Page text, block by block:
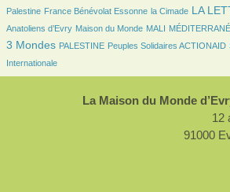
Palestine
188/2506France Bénévolat Essonne
42/2506 la Cimade
988/2506 LA
20/2506
Anatoliens d’Evry
107/2506 Maison du Monde
31/2506 MALI
6/2506
166/2506
970/2506
3 Mondes
70/2506 PALESTINE
83/2506 Peuples Solidaires ACTIONAID
96/2506
222/2506
Internationale
La Maison du Monde
12
91000